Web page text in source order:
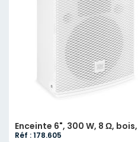
Enceinte 6", 300 W, 8 Ω,
Réf : 178.605